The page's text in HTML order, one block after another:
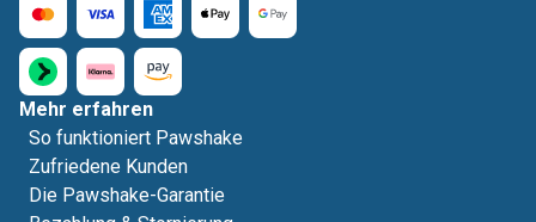
Mehr erfahren
So funktioniert Pawshake
Zufriedene Kunden
Die Pawshake-Garantie